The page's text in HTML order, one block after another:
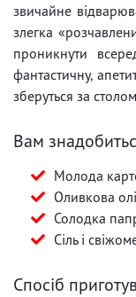
звичайне
злегка
проникнути
фантастичну,
зберуться за
Вам
Молода
Оливкова
Солодка
Сіль і
Спосіб